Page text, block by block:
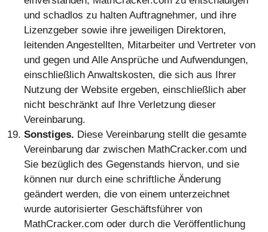
und schadlos zu halten Auftragnehmer, und ihre
Lizenzgeber sowie ihre jeweiligen Direktoren,
leitenden Angestellten, Mitarbeiter und Vertreter von
und gegen und Alle Ansprüche und Aufwendungen,
einschließlich Anwaltskosten, die sich aus Ihrer
Nutzung der Website ergeben, einschließlich aber
nicht beschränkt auf Ihre Verletzung dieser
Vereinbarung.
Sonstiges. Diese Vereinbarung stellt die gesamte Vereinbarung dar zwischen MathCracker.com und Sie bezüglich des Gegenstands hiervon, und sie können nur durch eine schriftliche Änderung geändert werden, die von einem unterzeichnet wurde autorisierter Geschäftsführer von MathCracker.com oder durch die Veröffentlichung von a überarbeitete Version. Außer Soweit geltendes Recht dies vorsieht, sieht diese Vereinbarung, den Zugriff auf oder die Nutzung der Website etwas anderes vor unterliegt den Gesetzen des Santiago unter Ausschluss seiner Kollisionsnormen, und das richtige Gerichtsstand für alle Streitigkeiten, die sich aus oder im Zusammenhang mit diesen ergeben, sind die staatlichen und bundesstaatlichen Gerichte befindet sich in Santiago. Mit Ausnahme von Unterlassungsansprüchen oder gerechten Erleichterungen oder Ansprüche in Bezug auf Rechte an geistigem Eigentum (die bei jedem zuständigen Gericht ohne Hinterlegung einer Bürgschaft geltend gemacht werden können),